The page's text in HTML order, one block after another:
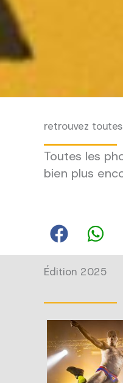
retrouvez
Toutes les
bien plus
Édition 2025